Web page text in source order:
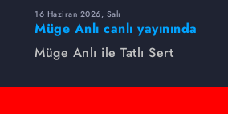
16 Haziran 2026, Salı
Müge Anlı canlı yayınında
dikkat çeken gelişmeler
yaşandı. Kayıp,
Müge Anlı ile Tatlı Sert